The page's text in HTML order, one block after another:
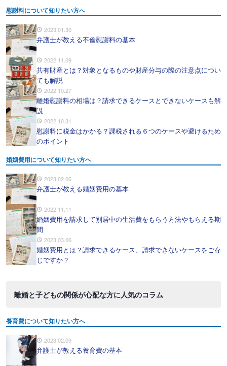
慰謝料について知りたい方へ
2023.01.30
弁護士が教える不倫慰謝料の基本
2022.11.09
共有財産とは？対象となるものや財産分与の際の注意点につい
ても解説
2022.10.27
離婚慰謝料の相場は？請求できるケースとできないケースも解
説
2022.10.31
慰謝料に税金はかかる？課税される６つのケースや避けるため
のポイント
婚姻費用について知りたい方へ
2023.02.06
弁護士が教える婚姻費用の基本
2022.11.11
婚姻費用を請求して別居中の生活費をもらう方法やもらえる期
間
2023.03.06
婚姻費用とは？請求できるケース、請求できないケースをご存
じですか？
離婚と子どもの関係が心配な方に人気のコラム
養育費について知りたい方へ
2023.02.09
弁護士が教える養育費の基本